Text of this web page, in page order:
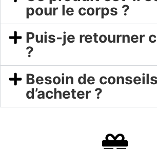
pour le corps ?
Puis-je retourner
?
Besoin de
d’acheter ?